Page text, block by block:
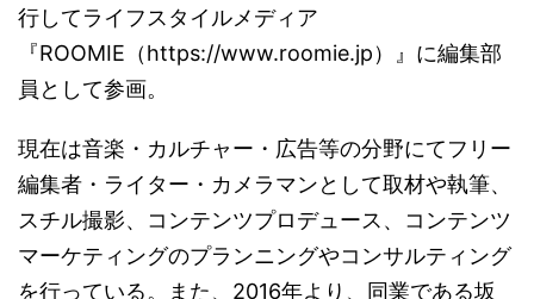
行してライフスタイルメディア
『ROOMIE（https://www.roomie.jp）』に編集部
員として参画。
現在は音楽・カルチャー・広告等の分野にてフリー
編集者・ライター・カメラマンとして取材や執筆、
スチル撮影、コンテンツプロデュース、コンテンツ
マーケティングのプランニングやコンサルティング
を行っている。また、2016年より、同業である坂